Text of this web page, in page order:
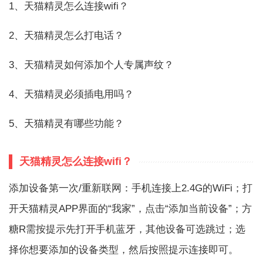
1、天猫精灵怎么连接wifi？
2、天猫精灵怎么打电话？
3、天猫精灵如何添加个人专属声纹？
4、天猫精灵必须插电用吗？
5、天猫精灵有哪些功能？
天猫精灵怎么连接wifi？
添加设备第一次/重新联网：手机连接上2.4G的WiFi；打
开天猫精灵APP界面的“我家”，点击“添加当前设备”；方
糖R需按提示先打开手机蓝牙，其他设备可选跳过；选
择你想要添加的设备类型，然后按照提示连接即可。